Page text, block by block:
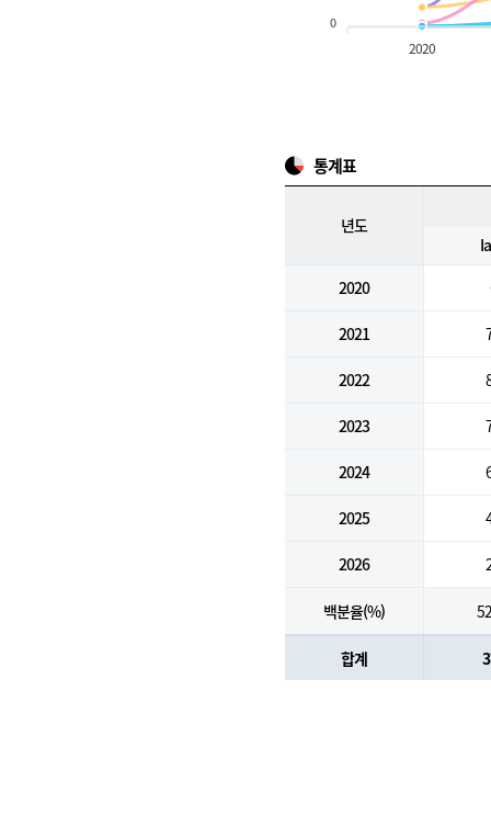
0
2020
통계표
년도
2020
2021
2022
2023
2024
2025
2026
백분율(%)
합계